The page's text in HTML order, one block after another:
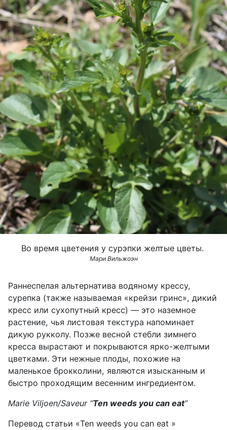
Во время цветения у сурэпки желтые цветы.
Мари Вильжоэн
Раннеспелая альтернатива водяному крессу,
сурепка (также называемая «крейзи гринс», дикий
кресс или сухопутный кресс) — это наземное
растение, чья листовая текстура напоминает
дикую рукколу. Позже весной стебли зимнего
кресса вырастают и покрываются ярко-желтыми
цветками. Эти нежные плоды, похожие на
маленькое брокколини, являются изысканным и
быстро проходящим весенним ингредиентом.
Marie Viljoen/Saveur “Ten weeds you can eat”
Перевод статьи «Ten weeds you can eat »